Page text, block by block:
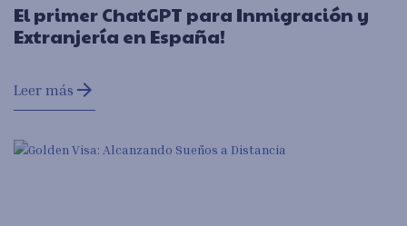
El primer ChatGPT para Inmigración y
Extranjería en España!
Leer más arrow_forward